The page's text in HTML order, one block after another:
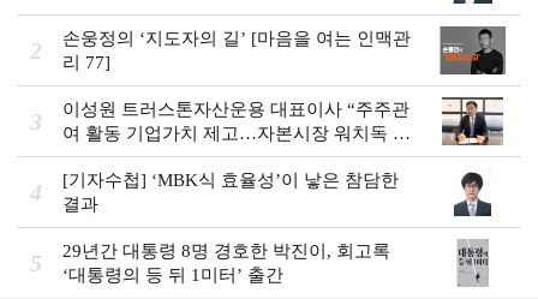
2
손웅정의 ‘지도자의 길’ [마음을 여는 인맥관
리 77]
3
이성원 트러스톤자산운용 대표이사 “주주관
여 활동 기업가치 제고…자본시장 워치독 역
할”
4
[기자수첩] ‘MBK식 효율성’이 낳은 참담한
결과
5
29년간 대통령 8명 경호한 박진이, 회고록
‘대통령의 등 뒤 1미터’ 출간